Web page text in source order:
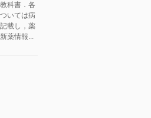
科書．各
いては病
載し，薬
薬情報...